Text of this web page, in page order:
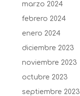
marzo 2024
febrero 2024
enero 2024
diciembre 2023
noviembre 2023
octubre 2023
septiembre 2023